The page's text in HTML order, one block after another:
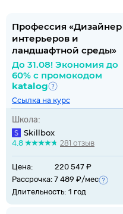
Профессия «Дизайнер
интерьеров и
ландшафтной среды»
До 31.08! Экономия до
60% с промокодом
katalog
Ссылка на курс
Школа:
Skillbox
4.8 281 отзыв
Цена:
220 547 ₽
Рассрочка: 7 489 ₽/мес
Длительность: 1 год